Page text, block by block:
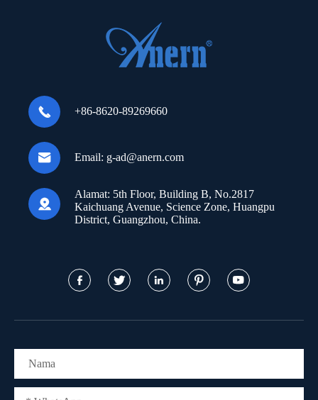
 +86-8620-89269660
 Email: g-ad@anern.com

Alamat: 5th Floor, Building B, No.2817
Kaichuang Avenue, Science Zone, Huangpu
District, Guangzhou, China.
    